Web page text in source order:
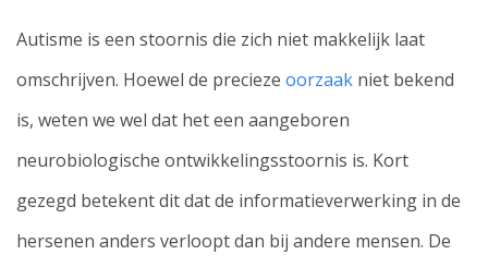
Autisme is een stoornis die zich niet makkelijk laat
omschrijven. Hoewel de precieze oorzaak niet bekend
is, weten we wel dat het een aangeboren
neurobiologische ontwikkelingsstoornis is. Kort
gezegd betekent dit dat de informatieverwerking in de
hersenen anders verloopt dan bij andere mensen. De